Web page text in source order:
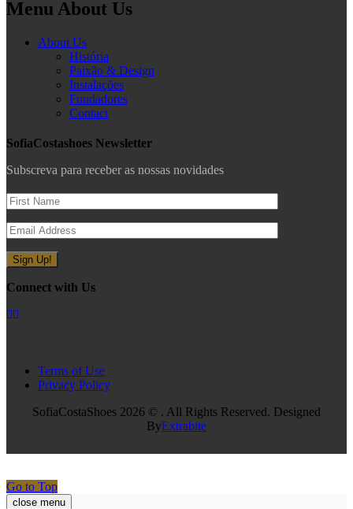
Menu About Us
About Us
História
Paixão & Design
Instalações
Fundadores
Contact
SofiaCostashoes Newsletter
Subscreva para receber as nossas novidades
Connect with Us
Terms of Use
Privacy Policy
SofiaCostaShoes 2026 © . All Rights Reserved. Designed
ByExtrabite
Go to Top
close menu